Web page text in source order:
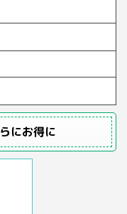
にお得に